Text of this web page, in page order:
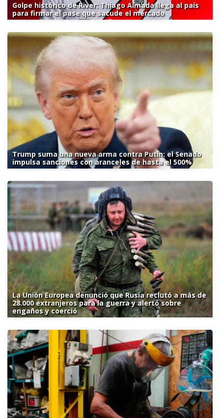
Golpe histórico de River: Thiago Almada llega al país
para firmar el pase que sacude el mercado
Trump suma una nueva arma contra Putin: el Senado
impulsa sanciones con aranceles de hasta el 500%
La Unión Europea denunció que Rusia reclutó a más de
28.000 extranjeros para la guerra y alertó sobre
engaños y coerció